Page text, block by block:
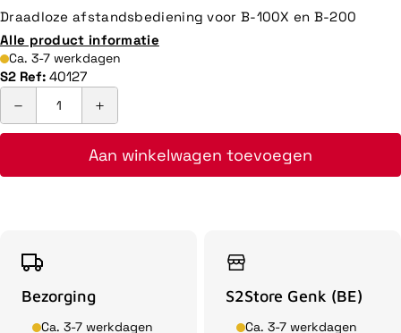
Draadloze afstandsbediening voor B-100X en B-200
Alle product informatie
Ca. 3-7 werkdagen
S2 Ref: 40127
Aan winkelwagen toevoegen
Bezorging
Ca. 3-7 werkdagen
S2Store Genk (BE)
Ca. 3-7 werkdagen